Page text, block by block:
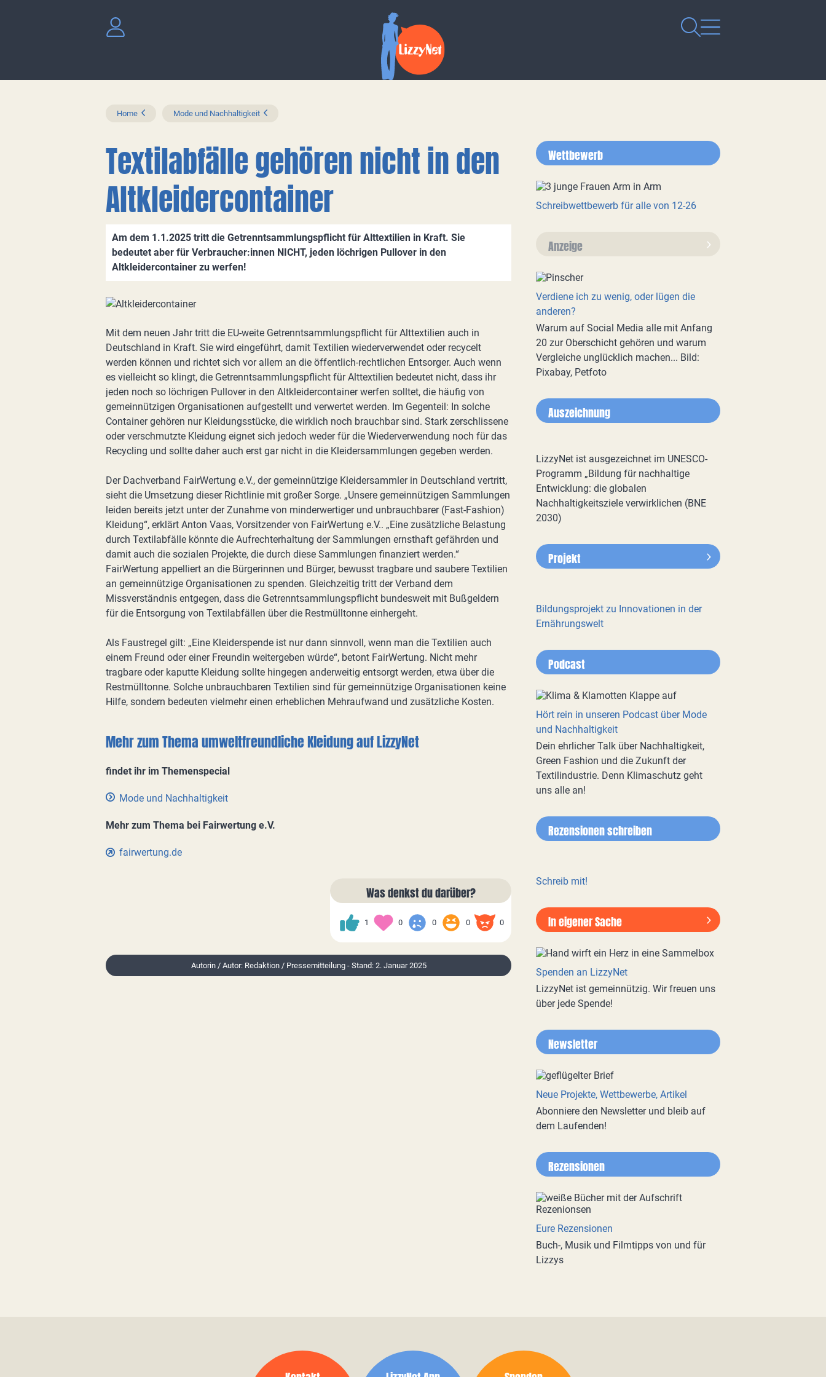
Home Mode und Nachhaltigkeit
Textilabfälle gehören nicht in den
Altkleidercontainer
Am dem 1.1.2025 tritt die Getrenntsammlungspflicht für Alttextilien in Kraft. Sie
bedeutet aber für Verbraucher:innen NICHT, jeden löchrigen Pullover in den
Altkleidercontainer zu werfen!
Mit dem neuen Jahr tritt die EU-weite Getrenntsammlungspflicht für Alttextilien auch in
Deutschland in Kraft. Sie wird eingeführt, damit Textilien wiederverwendet oder recycelt
werden können und richtet sich vor allem an die öffentlich-rechtlichen Entsorger. Auch wenn
es vielleicht so klingt, die Getrenntsammlungspflicht für Alttextilien bedeutet nicht, dass ihr
jeden noch so löchrigen Pullover in den Altkleidercontainer werfen solltet, die häufig von
gemeinnützigen Organisationen aufgestellt und verwertet werden. Im Gegenteil: In solche
Container gehören nur Kleidungsstücke, die wirklich noch brauchbar sind. Stark zerschlissene
oder verschmutzte Kleidung eignet sich jedoch weder für die Wiederverwendung noch für das
Recycling und sollte daher auch erst gar nicht in die Kleidersammlungen gegeben werden.
Der Dachverband FairWertung e.V., der gemeinnützige Kleidersammler in Deutschland vertritt,
sieht die Umsetzung dieser Richtlinie mit großer Sorge. „Unsere gemeinnützigen Sammlungen
leiden bereits jetzt unter der Zunahme von minderwertiger und unbrauchbarer (Fast-Fashion)
Kleidung“, erklärt Anton Vaas, Vorsitzender von FairWertung e.V.. „Eine zusätzliche Belastung
durch Textilabfälle könnte die Aufrechterhaltung der Sammlungen ernsthaft gefährden und
damit auch die sozialen Projekte, die durch diese Sammlungen finanziert werden.“
FairWertung appelliert an die Bürgerinnen und Bürger, bewusst tragbare und saubere Textilien
an gemeinnützige Organisationen zu spenden. Gleichzeitig tritt der Verband dem
Missverständnis entgegen, dass die Getrenntsammlungspflicht bundesweit mit Bußgeldern
für die Entsorgung von Textilabfällen über die Restmülltonne einhergeht.
Als Faustregel gilt: „Eine Kleiderspende ist nur dann sinnvoll, wenn man die Textilien auch
einem Freund oder einer Freundin weitergeben würde“, betont FairWertung. Nicht mehr
tragbare oder kaputte Kleidung sollte hingegen anderweitig entsorgt werden, etwa über die
Restmülltonne. Solche unbrauchbaren Textilien sind für gemeinnützige Organisationen keine
Hilfe, sondern bedeuten vielmehr einen erheblichen Mehraufwand und zusätzliche Kosten.
Mehr zum Thema umweltfreundliche Kleidung auf LizzyNet
findet ihr im Themenspecial
Mode und Nachhaltigkeit
Mehr zum Thema bei Fairwertung e.V.
fairwertung.de
Was denkst du darüber?
1 0 0 0 0
Autorin / Autor: Redaktion / Pressemitteilung - Stand: 2. Januar 2025
Wettbewerb
Schreibwettbewerb für alle von 12-26
Anzeige
Verdiene ich zu wenig, oder lügen die
anderen?
Warum auf Social Media alle mit Anfang
20 zur Oberschicht gehören und warum
Vergleiche unglücklich machen... Bild:
Pixabay, Petfoto
Auszeichnung
LizzyNet ist ausgezeichnet im UNESCO-
Programm „Bildung für nachhaltige
Entwicklung: die globalen
Nachhaltigkeitsziele verwirklichen (BNE
2030)
Projekt
Bildungsprojekt zu Innovationen in der
Ernährungswelt
Podcast
Hört rein in unseren Podcast über Mode
und Nachhaltigkeit
Dein ehrlicher Talk über Nachhaltigkeit,
Green Fashion und die Zukunft der
Textilindustrie. Denn Klimaschutz geht
uns alle an!
Rezensionen schreiben
Schreib mit!
In eigener Sache
Spenden an LizzyNet
LizzyNet ist gemeinnützig. Wir freuen uns
über jede Spende!
Newsletter
Neue Projekte, Wettbewerbe, Artikel
Abonniere den Newsletter und bleib auf
dem Laufenden!
Rezensionen
Eure Rezensionen
Buch-, Musik und Filmtipps von und für
Lizzys